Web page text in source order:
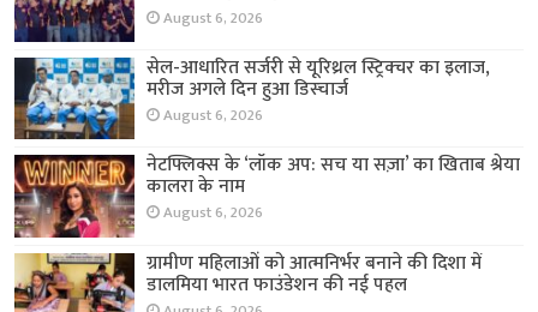
August 6, 2026
सेल-आधारित सर्जरी से यूरिथ्रल स्ट्रिक्चर का इलाज,
मरीज अगले दिन हुआ डिस्चार्ज
August 6, 2026
नेटफ्लिक्स के ‘लॉक अप: सच या सज़ा’ का खिताब श्रेया
कालरा के नाम
August 6, 2026
ग्रामीण महिलाओं को आत्मनिर्भर बनाने की दिशा में
डालमिया भारत फाउंडेशन की नई पहल